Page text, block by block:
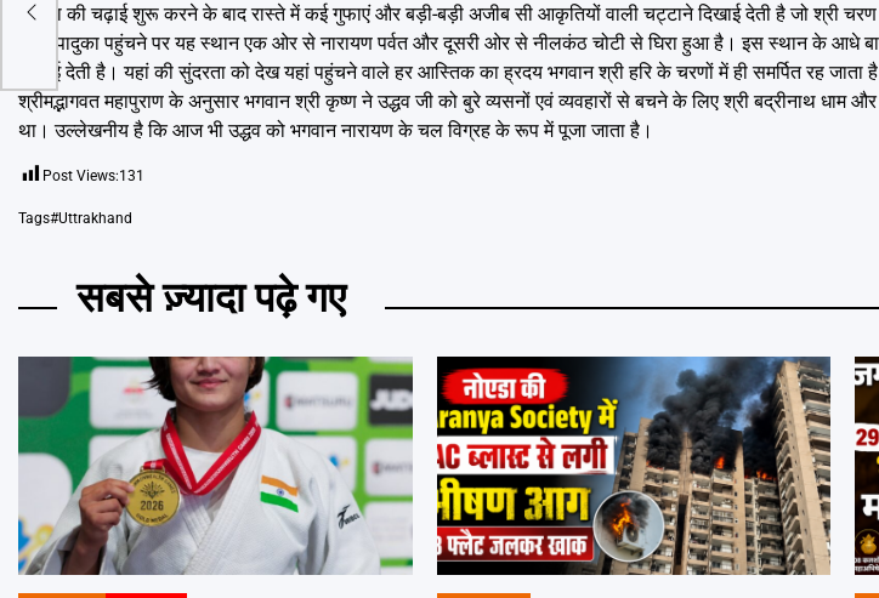
पादुका की चढ़ाई शुरू करने के बाद रास्ते में कई गुफाएं और बड़ी-बड़ी अजीब सी आकृतियों वाली चट्टाने दिखाई देती है जो श्री
चरण पादुका पहुंचने पर यह स्थान एक ओर से नारायण पर्वत और दूसरी ओर से नीलकंठ चोटी से घिरा हुआ है। इस स्थान के
दिखाई देती है। यहां की सुंदरता को देख यहां पहुंचने वाले हर आस्तिक का ह्रदय भगवान श्री हरि के चरणों में ही समर्पित रह जाता
श्रीमद्भागवत महापुराण के अनुसार भगवान श्री कृष्ण ने उद्धव जी को बुरे व्यसनों एवं व्यवहारों से बचने के लिए श्री बद्रीनाथ धाम
था। उल्लेखनीय है कि आज भी उद्धव को भगवान नारायण के चल विग्रह के रूप में पूजा जाता है।
Post Views:131
Tags#Uttrakhand
सबसे ज़्यादा पढ़े गए